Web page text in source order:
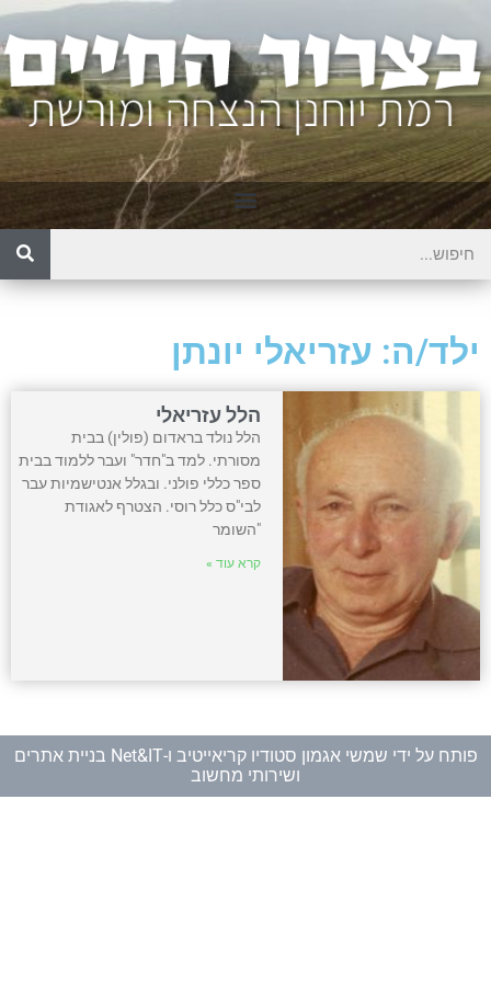
ילד/ה: עזריאלי יונתן
הלל עזריאלי
הלל נולד בראדום (פולין) בבית
מסורתי. למד ב"חדר" ועבר ללמוד בבית
ספר כללי פולני. ובגלל אנטישמיות עבר
לבי"ס כלל רוסי. הצטרף לאגודת
"השומר
קרא עוד »
פותח על ידי שמשי אגמון סטודיו קריאייטיב ו-
Net&IT בניית אתרים
ושירותי מחשוב